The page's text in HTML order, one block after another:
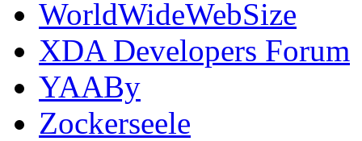
WorldWideWebSize
XDA Developers Forum
YAABy
Zockerseele